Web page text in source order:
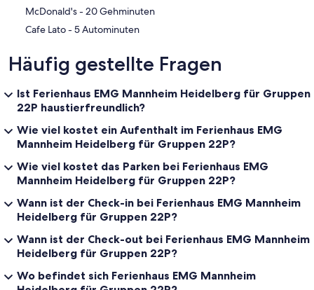
‪McDonald's - ‬20 Gehminuten
‪Cafe Lato - ‬5 Autominuten
Häufig gestellte Fragen
Ist Ferienhaus EMG Mannheim Heidelberg für Gruppen
22P haustierfreundlich?
Wie viel kostet ein Aufenthalt im Ferienhaus EMG
Mannheim Heidelberg für Gruppen 22P?
Wie viel kostet das Parken bei Ferienhaus EMG
Mannheim Heidelberg für Gruppen 22P?
Wann ist der Check-in bei Ferienhaus EMG Mannheim
Heidelberg für Gruppen 22P?
Wann ist der Check-out bei Ferienhaus EMG Mannheim
Heidelberg für Gruppen 22P?
Wo befindet sich Ferienhaus EMG Mannheim